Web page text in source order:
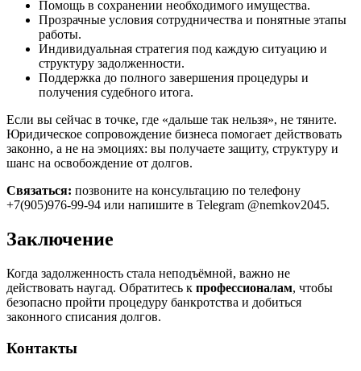
Помощь в сохранении необходимого имущества.
Прозрачные условия сотрудничества и понятные этапы
работы.
Индивидуальная стратегия под каждую ситуацию и
структуру задолженности.
Поддержка до полного завершения процедуры и
получения судебного итога.
Если вы сейчас в точке, где «дальше так нельзя», не тяните.
Юридическое сопровождение бизнеса помогает действовать
законно, а не на эмоциях: вы получаете защиту, структуру и
шанс на освобождение от долгов.
Связаться: позвоните на консультацию по телефону
+7(905)976-99-94 или напишите в Telegram @nemkov2045.
Заключение
Когда задолженность стала неподъёмной, важно не
действовать наугад. Обратитесь к профессионалам, чтобы
безопасно пройти процедуру банкротства и добиться
законного списания долгов.
Контакты